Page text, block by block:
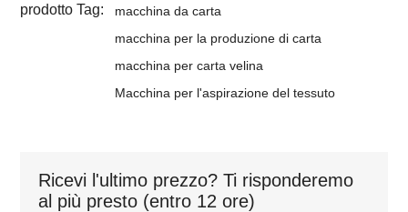
prodotto Tag:
macchina da carta
macchina per la produzione di carta
macchina per carta velina
Macchina per l'aspirazione del tessuto
Ricevi l'ultimo prezzo? Ti risponderemo
al più presto (entro 12 ore)